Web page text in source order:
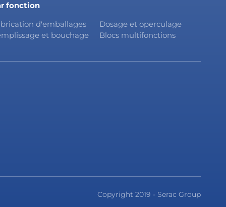
fonction
d'emballages
et bouchage
Dosage et operculage
Blocs multifonctions
Copyright 2019 - Serac Group